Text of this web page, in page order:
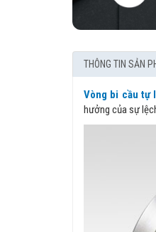
THÔNG TIN SẢN
Vòng bi cầu tự
hưởng của sự